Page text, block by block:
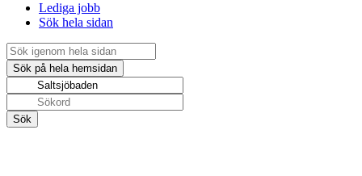
Lediga jobb
Sök hela sidan